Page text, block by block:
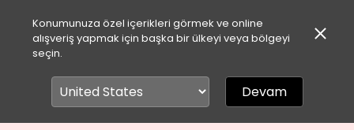
Konumunuza özel içerikleri görmek ve online
alışveriş yapmak için başka bir ülkeyi veya bölgeyi
seçin.
Devam